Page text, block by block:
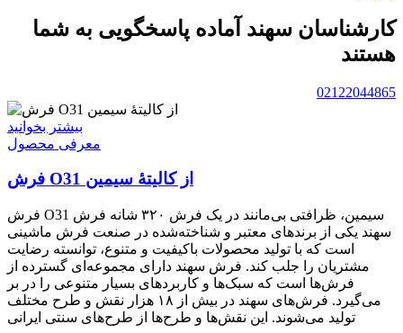
کارشناسان سهند آماده پاسخگویی به شما
هستند
02122044865
بیشتر بخوانید
معرفی محصول
فرش O31 از کالیتۀ سیمین
فرش O31 سیمین، ظرافتی بی‌مانند در یک فرش ۳۲۰ شانه فرش
سهند یکی از برندهای معتبر و شناخته‌شده در صنعت فرش ماشینی
است که با تولید محصولات باکیفیت و متنوع، توانسته رضایت
مشتریان را جلب کند. فرش سهند دارای مجموعه‌ای گسترده از
فرش‌ها است که سبک‌ها و کاربردهای بسیار متنوعی را در بر
می‌گیرد. فرش‌های سهند در بیش از ۱۸ هزار نقش و طرح مختلف
تولید می‌شوند. این نقش‌ها و طرح‌ها از طرح‌های سنتی ایرانی